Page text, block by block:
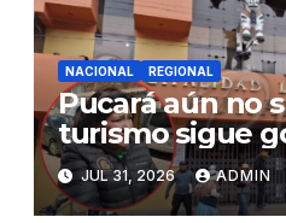
NACIONAL REGIONAL
Pucará aún no
turismo sigue
alcaldesa exige
Gobierno
JUL 31, 2026 ADMIN